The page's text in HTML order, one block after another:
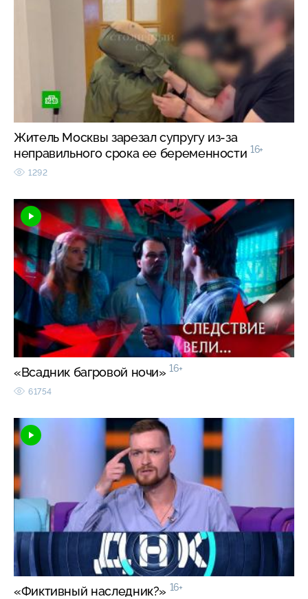
Житель Москвы зарезал супругу из-за
неправильного срока ее беременности 16+
1292
«Всадник багровой ночи» 16+
61754
«Фиктивный наследник?» 16+